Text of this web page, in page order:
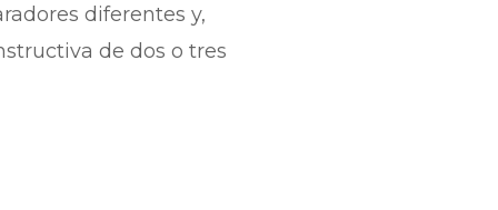
diferentes y,
de dos o tres